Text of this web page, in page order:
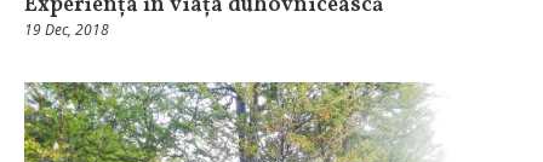
19 Dec, 2018